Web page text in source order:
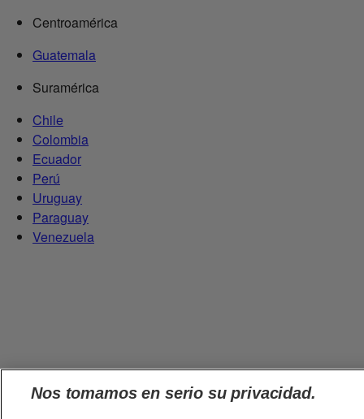
Centroamérica
Guatemala
Suramérica
Chile
Colombia
Ecuador
Perú
Uruguay
Paraguay
Venezuela
Nos tomamos en serio su privacidad.